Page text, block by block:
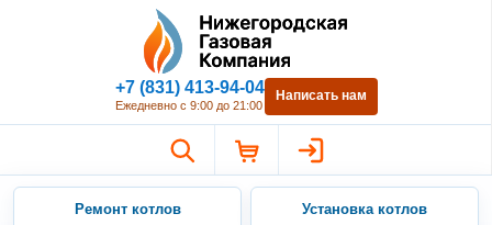
Нижегородская Газовая
+7 (831) 413-94-04
Ежедневно с 9:00 до 21:00
Написать нам
Ремонт котлов Установка котлов